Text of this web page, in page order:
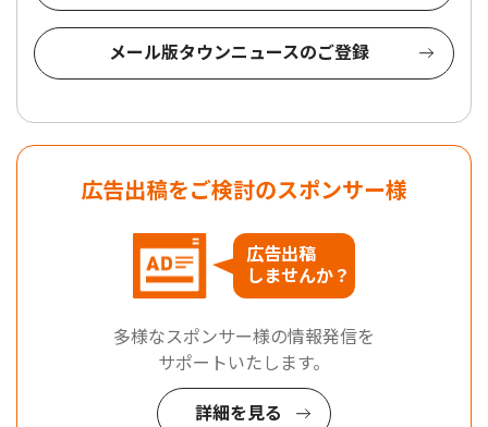
メール版タウンニュースのご登録
広告出稿をご検討のスポンサー様
広告出稿
しませんか？
多様なスポンサー様の情報発信を
サポートいたします。
詳細を見る